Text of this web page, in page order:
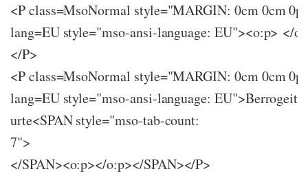
<P class=MsoNormal style="MARGIN: 0cm 0cm
lang=EU style="mso-ansi-language: EU"><o:p> </
</P>
<P class=MsoNormal style="MARGIN: 0cm 0cm
lang=EU style="mso-ansi-language: EU">Berrogeita
urte<SPAN style="mso-tab-count:
</SPAN><o:p></o:p></SPAN></P>